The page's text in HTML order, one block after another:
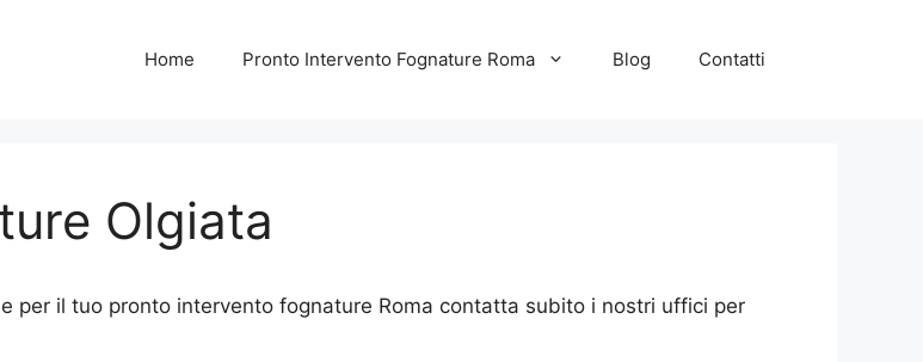
Home Pronto Intervento Fognature Roma Blog Contatti
Olgiata
per il tuo pronto intervento fognature Roma contatta subito i nostri uffici per